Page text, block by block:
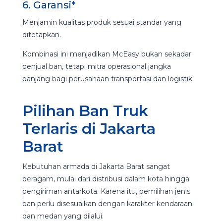
6. Garansi*
Menjamin kualitas produk sesuai standar yang
ditetapkan.
Kombinasi ini menjadikan McEasy bukan sekadar
penjual ban, tetapi mitra operasional jangka
panjang bagi perusahaan transportasi dan logistik.
Pilihan Ban Truk
Terlaris di Jakarta
Barat
Kebutuhan armada di Jakarta Barat sangat
beragam, mulai dari distribusi dalam kota hingga
pengiriman antarkota. Karena itu, pemilihan jenis
ban perlu disesuaikan dengan karakter kendaraan
dan medan yang dilalui.